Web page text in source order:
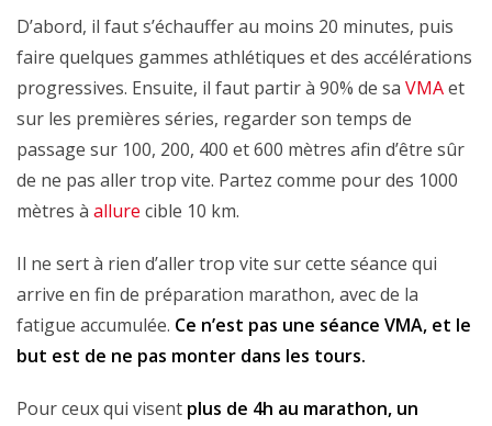
D’abord, il faut s’échauffer au moins 20 minutes, puis
faire quelques gammes athlétiques et des accélérations
progressives. Ensuite, il faut partir à 90% de sa VMAet
sur les premières séries, regarder son temps de
passage sur 100, 200, 400 et 600 mètres afin d’être sûr
de ne pas aller trop vite. Partez comme pour des 1000
mètres à allure cible 10 km.
Il ne sert à rien d’aller trop vite sur cette séance qui
arrive en fin de préparation marathon, avec de la
fatigue accumulée. Ce n’est pas une séance VMA, et le
but est de ne pas monter dans les tours.
Pour ceux qui visent plus de 4h au marathon, un